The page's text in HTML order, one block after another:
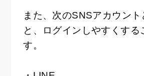
また、次のSNSアカウント
と、ログインしやすくする
す。